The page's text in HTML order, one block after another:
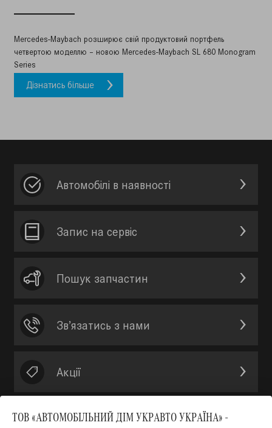
Mercedes-Maybach розширює свій продуктовий портфель
четвертою моделлю – новою Mercedes-Maybach SL 680 Monogram
Series
Дізнатись більше
ТОВ «АВТОМОБІЛЬНИЙ ДІМ УКРАВТО УКРАЇНА» -
Автомобілі в наявності
Запис на сервic
Пошук запчастин
Зв’язатись з нами
Акції